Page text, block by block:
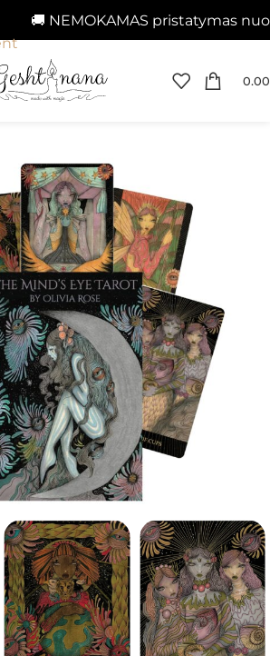
🚚 NEMOKAMAS pristatymas nuo
0.00
kad padidintumėte